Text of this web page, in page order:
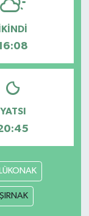
İKINDI
YATSI
ŞIRNAK